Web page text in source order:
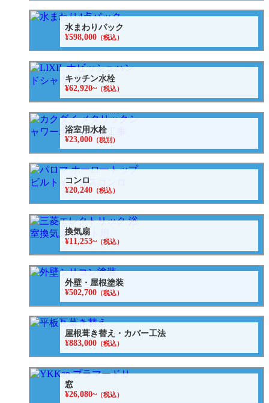
水まわりパック
¥598,000 （税込）
キッチン水栓
¥62,920~（税込）
浴室用水栓
¥23,000 （税別）
コンロ
¥20,240 （税込）
換気扇
¥11,253~（税込）
外壁・屋根塗装
¥502,700 （税込）
屋根葺き替え・カバー工法
¥883,000 （税込）
窓
¥26,080~（税込）